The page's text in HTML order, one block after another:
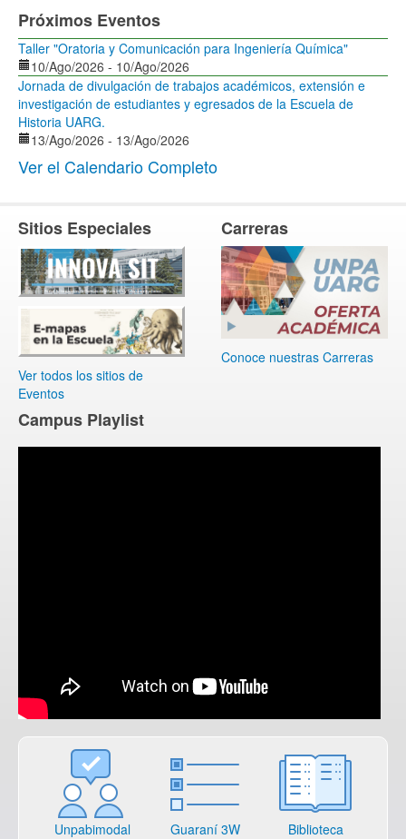
Próximos Eventos
Taller "Oratoria y Comunicación para Ingeniería Química"
10/Ago/2026 - 10/Ago/2026
Jornada de divulgación de trabajos académicos, extensión e
investigación de estudiantes y egresados de la Escuela de
Historia UARG.
13/Ago/2026 - 13/Ago/2026
Ver el Calendario Completo
Sitios Especiales
Ver todos los sitios de
Eventos
Carreras
Conoce nuestras Carreras
Campus Playlist
Unpabimodal Guaraní 3W Biblioteca